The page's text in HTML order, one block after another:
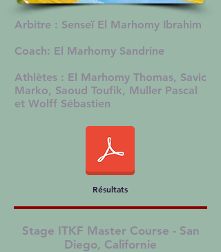
Arbitre : Senseï El Marhomy Ibrahim
Coach: El Marhomy Sandrine
Athlètes : El Marhomy Thomas, Savic
Marko, Saoud Toufik, Muller Pascal
et Wolff Sébastien
Résultats
Stage ITKF Master Course - San
Diego, Californie